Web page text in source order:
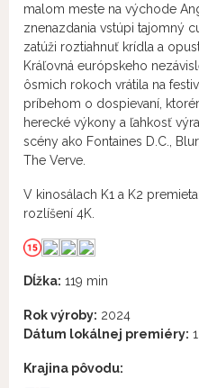
malom meste na východe
znenazdania vstúpi tajomný
zatúži roztiahnuť krídla a
Kráľovná európskeho
ôsmich rokoch vrátila na
príbehom o dospievaní,
herecké výkony a ľahkosť
scény ako Fontaines D.C.,
The Verve.
V kinosálach K1 a K2
rozlíšení 4K.
Dĺžka: 119 min
Rok výroby: 2024
Dátum lokálnej premiéry:
Krajina pôvodu: